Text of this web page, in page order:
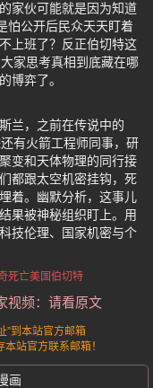
家伙可能就是因为知道
怕公开后民众天天盯着
上班了？反正伯切特这
家思考真相到底藏在哪
博弈了。
兰，之前在传说中的
有火箭工程师同事，研
变和天体物理的同行接
都跟太空机密挂钩，死
着。幽默分析，这事儿
果被神秘组织盯上。用
技伦理、国家机密与个
死亡美国伯切特
视频：请看原文
”到本站官方邮箱
站官方联系邮箱！
画